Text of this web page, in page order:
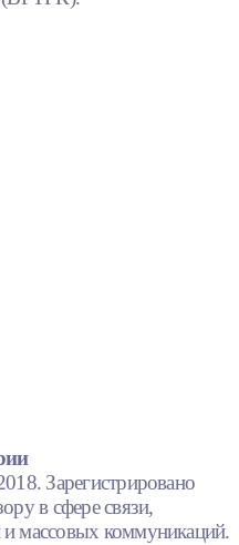
Зарегистрировано
в сфере связи,
массовых коммуникаций.